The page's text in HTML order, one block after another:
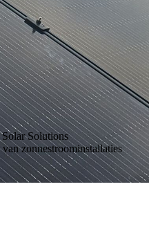
Solutions
zonnestroominstallaties